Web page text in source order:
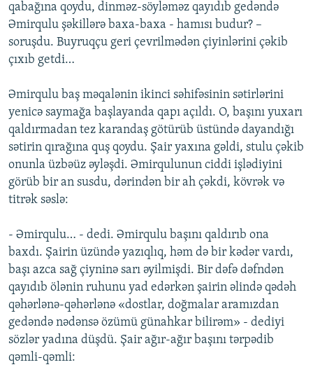
qabağına qoydu, dinməz-söyləməz qayıdıb gedəndə
Əmirqulu şəkillərə baxa-baxa - hamısı budur? –
soruşdu. Buyruqçu geri çevrilmədən çiyinlərini çəkib
çıxıb getdi…
Əmirqulu baş məqalənin ikinci səhifəsinin sətirlərini
yenicə saymağa başlayanda qapı açıldı. O, başını yuxarı
qaldırmadan tez karandaş götürüb üstündə dayandığı
sətirin qırağına quş qoydu. Şair yaxına gəldi, stulu çəkib
onunla üzbəüz əyləşdi. Əmirqulunun ciddi işlədiyini
görüb bir an susdu, dərindən bir ah çəkdi, kövrək və
titrək səslə:
- Əmirqulu… - dedi. Əmirqulu başını qaldırıb ona
baxdı. Şairin üzündə yazıqlıq, həm də bir kədər vardı,
başı azca sağ çiyninə sarı əyilmişdi. Bir dəfə dəfndən
qayıdıb ölənin ruhunu yad edərkən şairin əlində qədəh
qəhərlənə-qəhərlənə «dostlar, doğmalar aramızdan
gedəndə nədənsə özümü günahkar bilirəm» - dediyi
sözlər yadına düşdü. Şair ağır-ağır başını tərpədib
qəmli-qəmli: